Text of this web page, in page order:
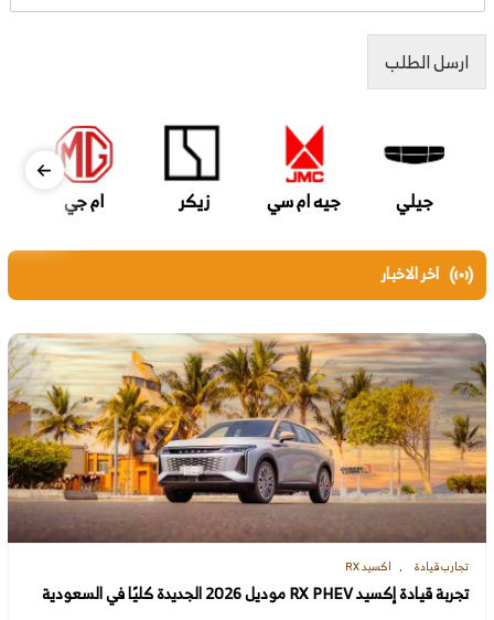
ارسل الطلب
جيلي جيه ام سي زيكر ام جي
اخر الاخبار
تجارب قيادة اكسيد RX
تجربة قيادة إكسيد RX PHEV موديل 2026 الجديدة كليًا في السعودية